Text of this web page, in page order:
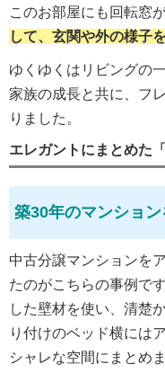
このお部屋にも回転窓
して、玄関や外の様子
ゆくゆくはリビングの
家族の成長と共に、フ
りました。
エレガントにまとめた
築30年のマンショ
中古分譲マンションを
たのがこちらの事例で
した壁材を使い、清楚
り付けのベッド横には
シャレな空間にまとめま